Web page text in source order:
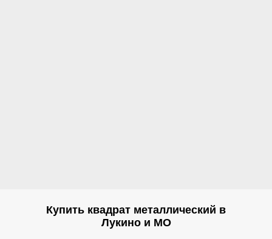
Купить квадрат металлический в
Лукино и МО